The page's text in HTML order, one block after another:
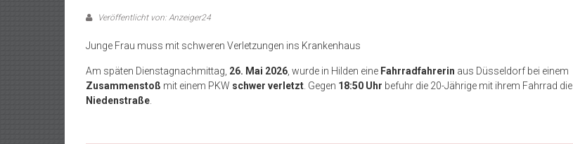
Veröffentlicht von: Anzeiger24
Junge Frau muss mit schweren Verletzungen ins Krankenhaus
Am späten Dienstagnachmittag, 26. Mai 2026 , wurde in Hilden eine Fahrradfahrerin aus Düsseldorf bei einem
Zusammenstoß mit einem PKW schwer verletzt . Gegen 18:50 Uhr befuhr die 20-Jährige mit ihrem Fahrrad die
Niedenstraße